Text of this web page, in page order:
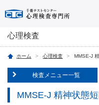
心理検査
ホーム 心理検査 MMSE-J
検査メニュー一覧
MMSE-J 精神状態